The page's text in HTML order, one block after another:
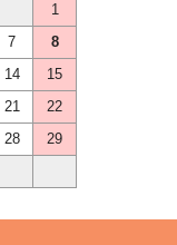
1
7
8
14
15
21
22
28
29